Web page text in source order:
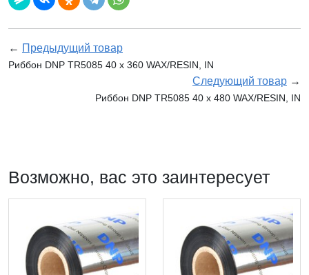
← Предыдущий товар
Риббон DNP TR5085 40 x 360 WAX/RESIN, IN
Следующий товар →
Риббон DNP TR5085 40 x 480 WAX/RESIN, IN
Возможно, вас это заинтересует